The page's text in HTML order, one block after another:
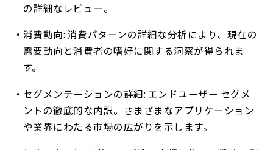
の詳細なレビュー。
消費動向: 消費パターンの詳細な分析により、現在の
需要動向と消費者の嗜好に関する洞察が得られま
す。
セグメンテーションの詳細: エンドユーザー セグメ
ントの徹底的な内訳。さまざまなアプリケーション
や業界にわたる市場の広がりを示します。